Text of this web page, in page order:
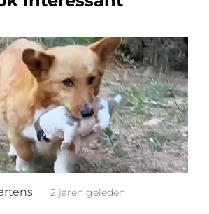
2 jaren geleden